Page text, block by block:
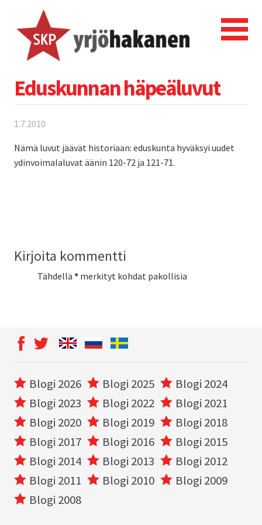
Eduskunnan häpeäluvut
1.7.2010
Nämä luvut jäävät historiaan: eduskunta hyväksyi uudet
ydinvoimalaluvat äänin 120-72 ja 121-71.
Kirjoita kommentti
Tähdellä * merkityt kohdat pakollisia
Blogi 2026 Blogi 2025
Blogi 2024
Blogi 2023
Blogi 2022
Blogi 2021
Blogi 2020
Blogi 2019
Blogi 2018
Blogi 2017
Blogi 2016
Blogi 2015
Blogi 2014
Blogi 2013
Blogi 2012
Blogi 2011
Blogi 2010
Blogi 2009
Blogi 2008